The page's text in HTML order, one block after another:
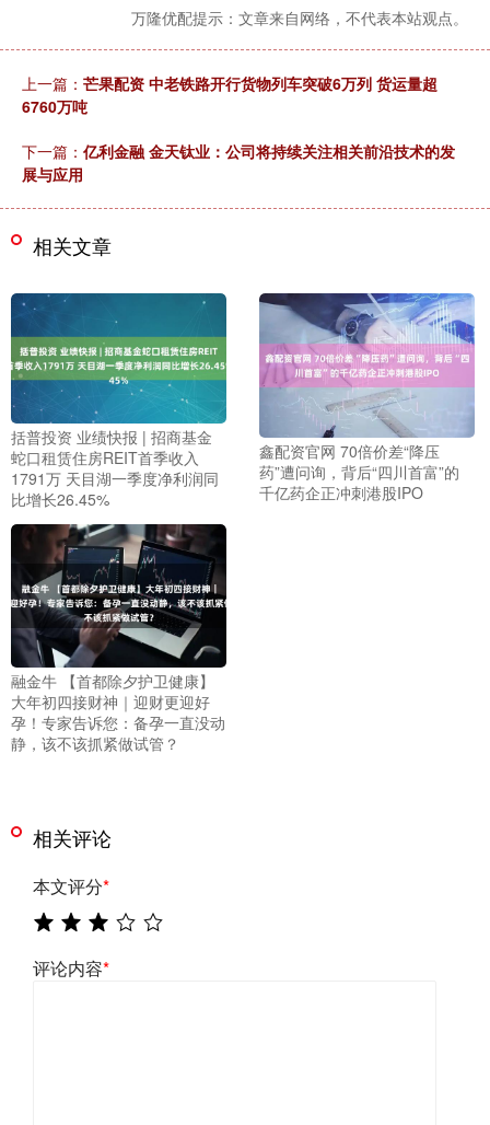
万隆优配提示：文章来自网络，不代表本站观点。
上一篇： 芒果配资 中老铁路开行货物列车突破6万列 货运量超
6760万吨
下一篇： 亿利金融 金天钛业：公司将持续关注相关前沿技术的发
展与应用
相关文章
括普投资 业绩快报 | 招商基金
蛇口租赁住房REIT首季收入
1791万 天目湖一季度净利润同
比增长26.45%
鑫配资官网 70倍价差“降压
药”遭问询，背后“四川首富”的
千亿药企正冲刺港股IPO
融金牛 【首都除夕护卫健康】
大年初四接财神｜迎财更迎好
孕！专家告诉您：备孕一直没动
静，该不该抓紧做试管？
相关评论
本文评分*
评论内容*